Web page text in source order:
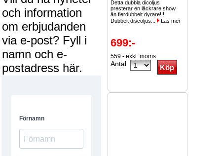
och information
om erbjudanden
via e-post? Fyll i
namn och e-
postadress här.
Detta dubbla dicoljus
presterar en läckrare show
än flerdubbelt dyrare!!!
Dubbelt discoljus...
Läs mer
699:-
559:- exkl. moms
Antal